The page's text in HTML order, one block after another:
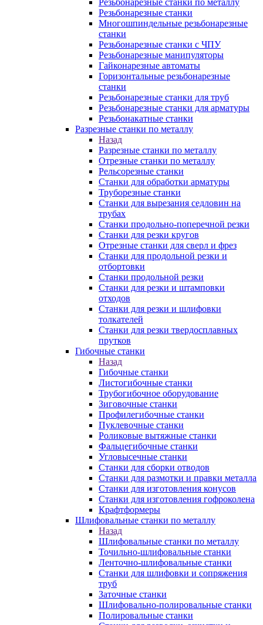
Резьбонарезные станки по металлу
Резьбонарезные станки
Многошпиндельные резьбонарезные
станки
Резьбонарезные станки с ЧПУ
Резьбонарезные манипуляторы
Гайконарезные автоматы
Горизонтальные резьбонарезные
станки
Резьбонарезные станки для труб
Резьбонарезные станки для арматуры
Резьбонакатные станки
Разрезные станки по металлу
Назад
Разрезные станки по металлу
Отрезные станки по металлу
Рельсорезные станки
Станки для обработки арматуры
Труборезные станки
Станки для вырезания седловин на
трубаx
Станки продольно-поперечной резки
Станки для резки кругов
Отрезные станки для сверл и фрез
Станки для продольной резки и
отбортовки
Станки продольной резки
Станки для резки и штамповки
отходов
Станки для резки и шлифовки
толкателей
Станки для резки твердосплавных
прутков
Гибочные станки
Назад
Гибочные станки
Листогибочные станки
Трубогибочное оборудование
Зиговочные станки
Профилегибочные станки
Пуклевочные станки
Роликовые вытяжные станки
Фальцегибочные станки
Угловысечные станки
Станки для сборки отводов
Станки для размотки и правки металла
Станки для изготовления конусов
Станки для изготовления гофроколена
Крафтформеры
Шлифовальные станки по металлу
Назад
Шлифовальные станки по металлу
Точильно-шлифовальные станки
Ленточно-шлифовальные станки
Станки для шлифовки и сопряжения
труб
Заточные станки
Шлифовально-полировальные станки
Полировальные станки